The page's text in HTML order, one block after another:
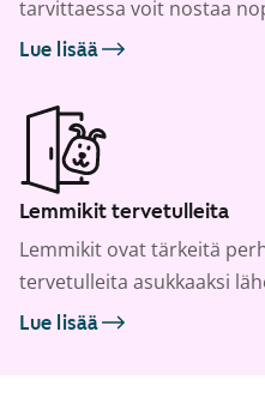
tarvittaessa voit nostaa
Lue lisää
Lemmikit tervetulleita
Lemmikit ovat tärkeitä
tervetulleita asukkaaksi
Lue lisää